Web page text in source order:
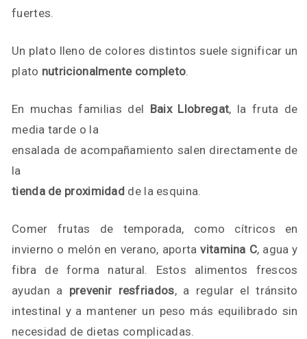
fuertes.
Un plato lleno de colores distintos suele significar un
plato nutricionalmente completo.
En muchas familias del Baix Llobregat, la fruta de
media tarde o la
ensalada de acompañamiento salen directamente de
la
tienda de proximidad de la esquina.
Comer frutas de temporada, como cítricos en
invierno o melón en verano, aportavitamina C, agua y
fibra de forma natural. Estos alimentos frescos
ayudan a prevenir resfriados, a regular el tránsito
intestinal y a mantener un peso más equilibrado sin
necesidad de dietas complicadas.